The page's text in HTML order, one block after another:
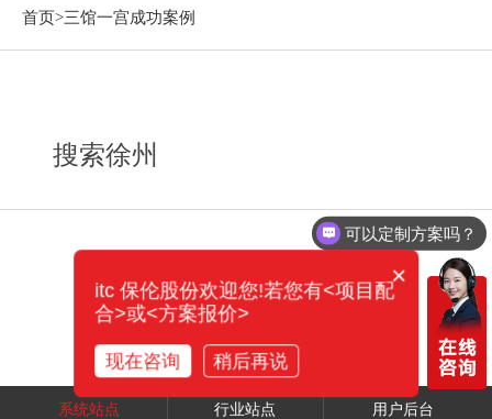
首页>三馆一宫成功案例
搜索徐州
系统站点 行业站点 用户后台
可以定制方案吗？
×
itc 保伦股份欢迎您!若您有<项目配
合>或<方案报价>
现在咨询 稍后再说